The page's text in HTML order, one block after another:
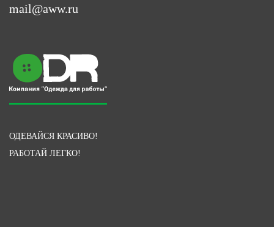
mail@aww.ru
ОДЕВАЙСЯ КРАСИВО!
РАБОТАЙ ЛЕГКО!